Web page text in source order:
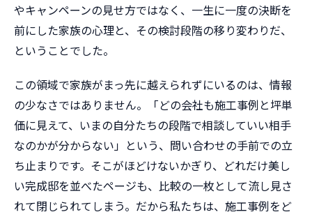
やキャンペーンの見せ方ではなく、一生に一度の決断を
前にした家族の心理と、その検討段階の移り変わりだ、
ということでした。
この領域で家族がまっ先に越えられずにいるのは、情報
の少なさではありません。「どの会社も施工事例と坪単
価に見えて、いまの自分たちの段階で相談していい相手
なのかが分からない」という、問い合わせの手前での立
ち止まりです。そこがほどけないかぎり、どれだけ美し
い完成邸を並べたページも、比較の一枚として流し見さ
れて閉じられてしまう。だから私たちは、施工事例をど